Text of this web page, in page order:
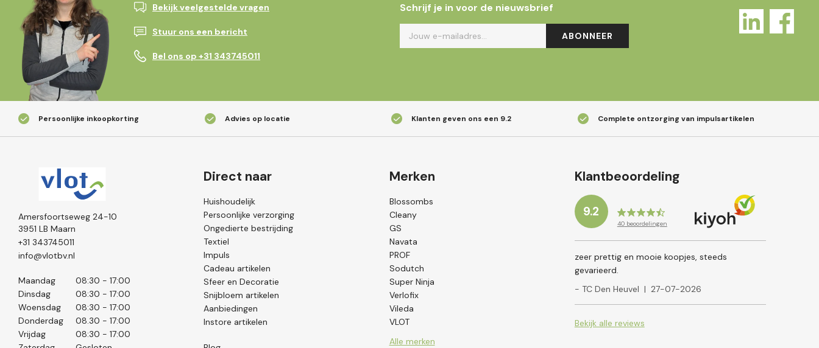
Bekijk veelgestelde vragen
Stuur ons een bericht
Bel ons op +31 343745011
Schrijf je in voor de nieuwsbrief
ABONNEER
Persoonlijke inkoopkorting Advies op locatie Klanten geven ons een 9.2 Complete ontzorging van impulsartikelen
Amersfoortseweg 24-10
3951 LB Maarn
+31 343745011
info@vlotbv.nl
Maandag
08:30 - 17:00
Dinsdag
08:30 - 17:00
Woensdag
08:30 - 17:00
Donderdag
08.30 - 17:00
Vrijdag
08:30 - 17:00
Direct naar
Huishoudelijk
Persoonlijke verzorging
Ongedierte bestrijding
Textiel
Impuls
Cadeau artikelen
Sfeer en Decoratie
Snijbloem artikelen
Aanbiedingen
Instore artikelen
Merken
Blossombs
Cleany
GS
Navata
PROF
Sodutch
Super Ninja
Verlofix
Vileda
VLOT
Alle merken
Klantbeoordeling
9.2
40beoordelingen
zeer prettig en mooie koopjes, steeds
gevarieerd.
- TC Den Heuvel | 27-07-2026
Bekijk alle reviews